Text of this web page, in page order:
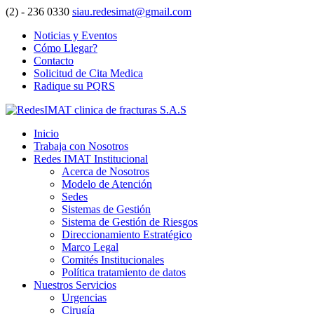
(2) - 236 0330 siau.redesimat@gmail.com
Noticias y Eventos
Cómo Llegar?
Contacto
Solicitud de Cita Medica
Radique su PQRS
Inicio
Trabaja con Nosotros
Redes IMAT Institucional
Acerca de Nosotros
Modelo de Atención
Sedes
Sistemas de Gestión
Sistema de Gestión de Riesgos
Direccionamiento Estratégico
Marco Legal
Comités Institucionales
Política tratamiento de datos
Nuestros Servicios
Urgencias
Cirugía